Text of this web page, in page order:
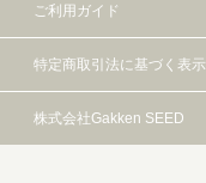
ご利用ガイド
特定商取引法に基づく表示
株式会社Gakken SEED